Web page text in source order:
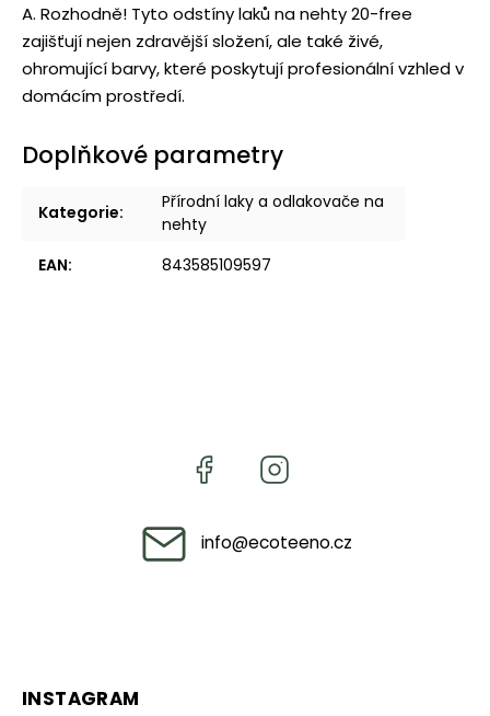
A. Rozhodně! Tyto odstíny laků na nehty 20-free
zajišťují nejen zdravější složení, ale také živé,
ohromující barvy, které poskytují profesionální vzhled v
domácím prostředí.
Doplňkové parametry
Kategorie:
Přírodní laky a odlakovače na
nehty
EAN: 843585109597
info@ecoteeno.cz
INSTAGRAM